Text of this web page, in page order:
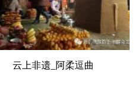
云上非遗_阿柔逗曲